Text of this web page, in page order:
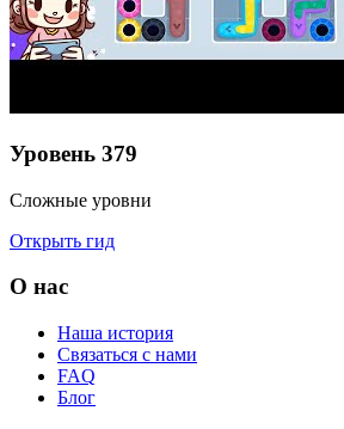
Уровень 379
Сложные уровни
Открыть гид
О нас
Наша история
Связаться с нами
FAQ
Блог